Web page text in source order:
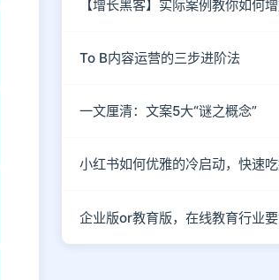
【增长黑客】实际案例教你如何
To B内容运营的三步进阶法
一文厘清：文案5大“谜之概念”
小红书如何优雅的冷启动，快速